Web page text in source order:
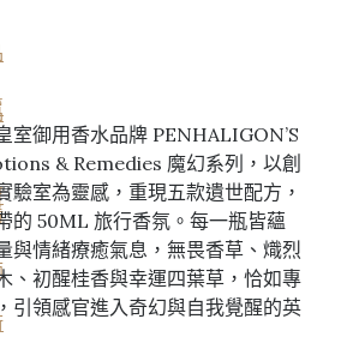
室御用香水品牌 PENHALIGON’S
& Remedies 魔幻系列，以創
驗室為靈感，重現五款遺世配方，
的 50ML 旅行香氛。每一瓶皆蘊
與情緒療癒氣息，無畏香草、熾烈
、初醒桂香與幸運四葉草，恰如專
引領感官進入奇幻與自我覺醒的英